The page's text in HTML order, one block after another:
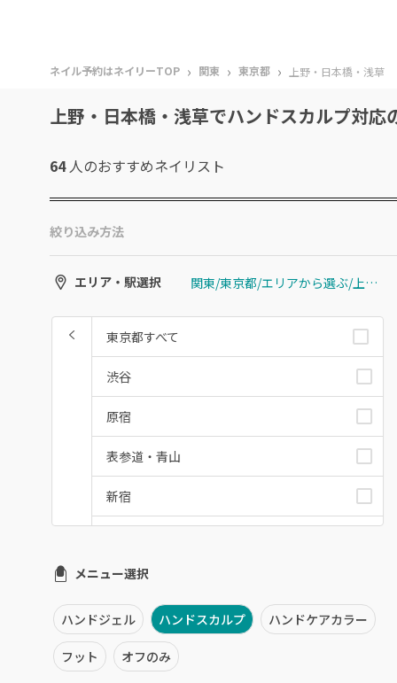
ネイル予約はネイリーTOP › 関東 › 東京都 › 上野・日本橋・浅草
上野・日本橋・浅草でハンドスカルプ対応
64人のおすすめネイリスト
絞り込み方法
エリア・駅選択 関東/東京都/エリアから選ぶ/上野・日本橋・浅草
東京都すべて
渋谷
原宿
表参道・青山
新宿
銀座・新橋・有楽町
恵比寿・代官山・中目黒
自由が丘・学芸大学
メニュー選択
ハンドジェル ハンドスカルプ ハンドケアカラー
フット オフのみ